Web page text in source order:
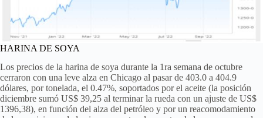
HARINA DE SOYA
Los precios de la harina de soya durante la 1ra semana de octubre
cerraron con una leve alza en Chicago al pasar de 403.0 a 404.9
dólares, por tonelada, el 0.47%, soportados por el aceite (la posición
diciembre sumó US$ 39,25 al terminar la rueda con un ajuste de US$
1396,38), en función del alza del petróleo y por un reacomodamiento